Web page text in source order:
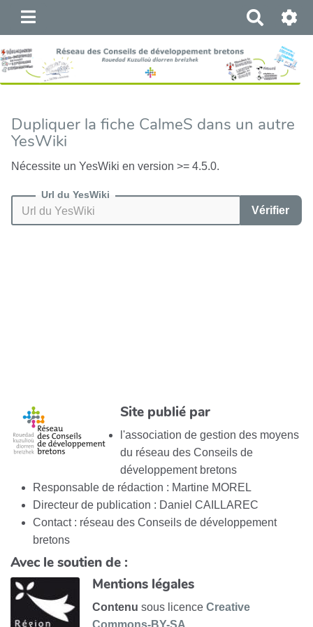
e
h
e
c
h
Dupliquer la fiche CalmeS dans un autre
YesWiki
Nécessite un YesWiki en version >= 4.5.0.
Url du YesWiki
Vérifier
Site publié par
l'association de gestion des moyens
du réseau des Conseils de
développement bretons
Responsable de rédaction : Martine MOREL
Directeur de publication : Daniel CAILLAREC
Contact : réseau des Conseils de développement
bretons
Avec le soutien de :
Mentions légales
Contenu sous licence Creative